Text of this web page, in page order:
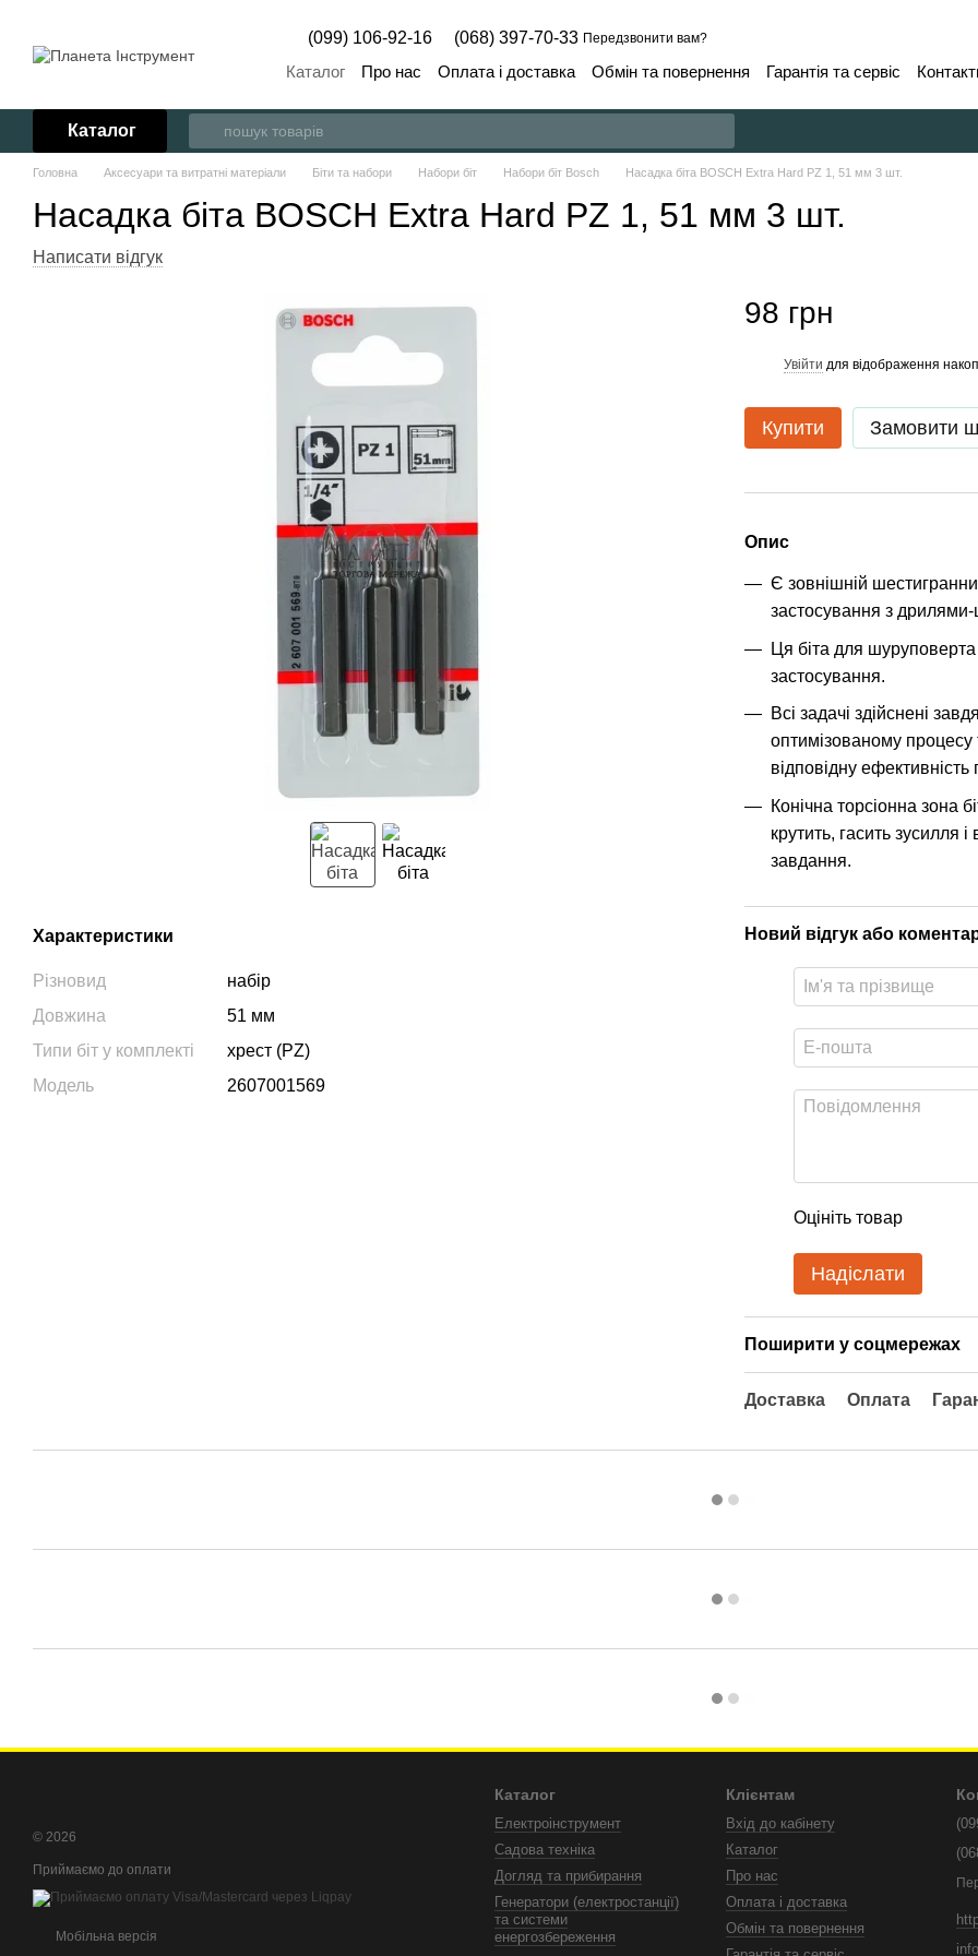
(099) 106-92-16 (068) 397-70-33 Передзвонити вам?
Каталог Про нас Оплата і доставка Обмін та повернення Гарантія та сервіс
Каталог
Головна Аксесуари та витратні матеріали Біти та набори Набори біт Набори біт Bosch Насадка біта BOSCH Extra Hard PZ 1, 51 мм 3 шт.
Насадка біта BOSCH Extra Hard PZ 1, 51 мм 3 шт.
Написати відгук
Характеристики
Різновид
набір
Довжина
51 мм
Типи біт у комплекті
хрест (PZ)
Модель
2607001569
98 грн
Увійти для відображення
Купити Замовити
Опис
Є зовнішній
застосування з
Ця біта для
застосування.
Всі задачі здійснені
оптимізованому процесу
відповідну
Конічна торсіонна зона
крутить, гасить зусилля і
завдання.
Новий відгук або
Оцініть товар
Надіслати
Поширити у соцмережах
Доставка Оплата
© 2026
Приймаємо до оплати
Мобільна версія
Каталог
Електроінструмент
Садова техніка
Догляд та прибирання
Генератори (електростанції)
та системи
енергозбереження
Клієнтам
Вхід до кабінету
Каталог
Про нас
Оплата і доставка
Обмін та повернення